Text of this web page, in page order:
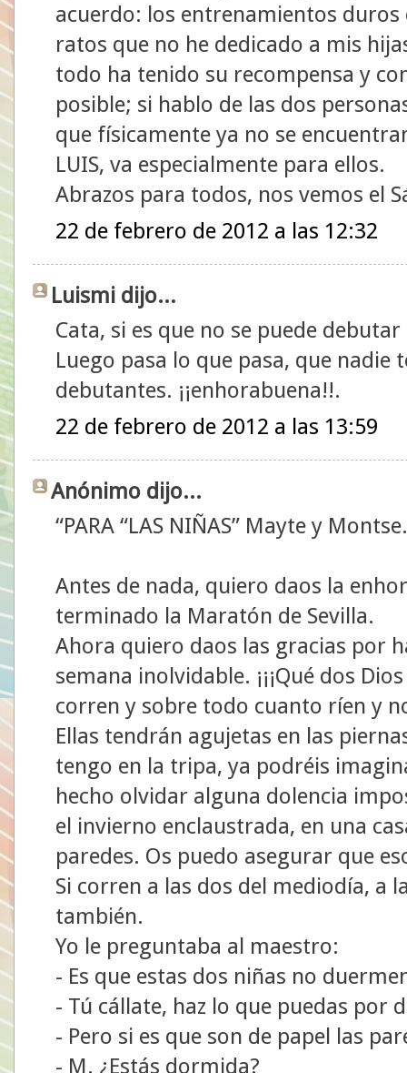
acuerdo: los entrenamientos
ratos que no he dedicado a mis
todo ha tenido su recompensa y
posible; si hablo de las dos
que físicamente ya no se
LUIS, va especialmente para ellos.
Abrazos para todos, nos vemos el
22 de febrero de 2012 a las 12:32
Luismi dijo...
Cata, si es que no se puede
Luego pasa lo que pasa, que nadie
debutantes. ¡¡enhorabuena!!.
22 de febrero de 2012 a las 13:59
Anónimo dijo...
“PARA “LAS NIÑAS” Mayte y Montse.
Antes de nada, quiero daos la
terminado la Maratón de Sevilla.
Ahora quiero daos las gracias por
semana inolvidable. ¡¡¡Qué dos
corren y sobre todo cuanto ríen y
Ellas tendrán agujetas en las
tengo en la tripa, ya podréis
hecho olvidar alguna dolencia
el invierno enclaustrada, en una
paredes. Os puedo asegurar que
Si corren a las dos del mediodía, a
también.
Yo le preguntaba al maestro:
- Es que estas dos niñas no
- Tú cállate, haz lo que puedas por
- Pero si es que son de papel las
- M. ¿Estás dormida?